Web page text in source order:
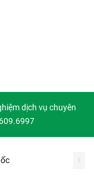
dịch vụ chuyên